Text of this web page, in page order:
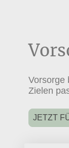
Vorsorge
Zielen
JETZT